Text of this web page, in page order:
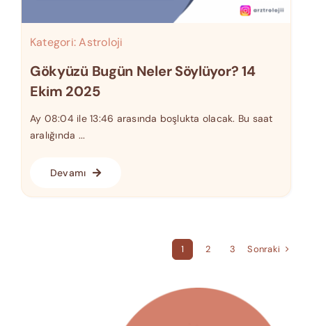
Kategori:Astroloji
Gökyüzü Bugün Neler Söylüyor? 14
Ekim 2025
Ay 08:04 ile 13:46 arasında boşlukta olacak. Bu saat
aralığında ...
Devamı
1 2 3 Sonraki